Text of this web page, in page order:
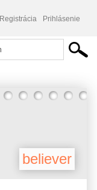
Registrácia Prihlásenie
believer